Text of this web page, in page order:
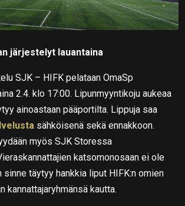
järjestelyt lauantaina
SJK – HIFK pelataan OmaSp
2.4. klo 17:00. Lipunmyyntikoju aukeaa
ainoastaan pääportilta. Lippuja saa
sähköisenä sekä ennakkoon.
myös SJK Storessa
katsomonosaan ei ole
sinne täytyy hankkia liput HIFK:n omien
kannattajaryhmänsä kautta.